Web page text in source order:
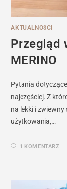
AKTUALNOŚCI
Przegląd
MERINO
Pytania
najczęściej. Z
na lekki i zwiewny
użytkowania,…
1 KOMENTARZ